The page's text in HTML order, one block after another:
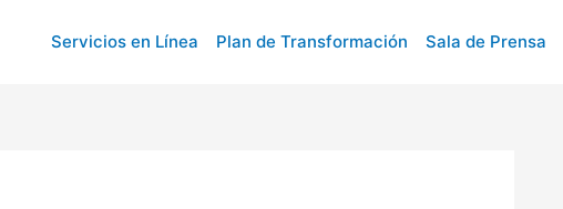
Servicios en Línea Plan de Transformación Sala de Prensa